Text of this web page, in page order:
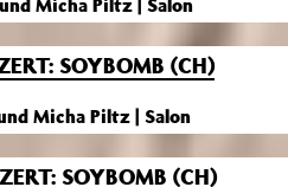
Micha Piltz | Salon
SOYBOMB (CH)
Micha Piltz | Salon
SOYBOMB (CH)